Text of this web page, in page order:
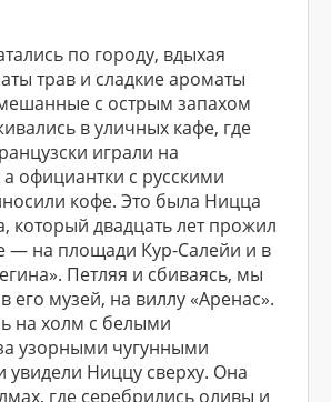
по городу, вдыхая
трав и сладкие ароматы
с острым запахом
в уличных кафе, где
играли на
официантки с русскими
кофе. Это была Ницца
который двадцать лет прожил
— на площади Кур-Салейи и в
Петляя и сбиваясь, мы
его музей, на виллу «Аренас».
на холм с белыми
узорными чугунными
Ниццу сверху. Она
где серебрились оливы и